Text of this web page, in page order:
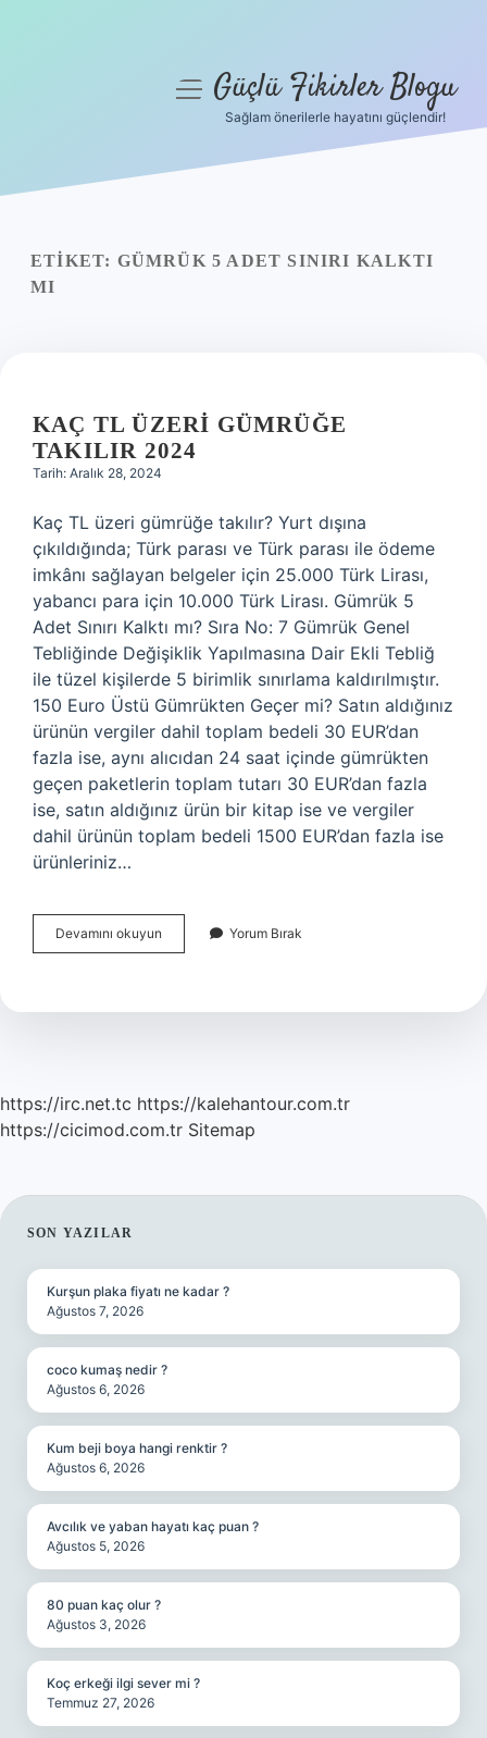
Yasal Uyarı
menüyüGüçlü Fikirler Blogu
Sağlam önerilerle hayatını güçlendir!
ETIKET: GÜMRÜK 5 ADET SINIRI KALKTI
MI
KAÇ TL ÜZERI GÜMRÜĞE
TAKILIR 2024
Tarih: Aralık 28, 2024
Kaç TL üzeri gümrüğe takılır? Yurt dışına
çıkıldığında; Türk parası ve Türk parası ile ödeme
imkânı sağlayan belgeler için 25.000 Türk Lirası,
yabancı para için 10.000 Türk Lirası. Gümrük 5
Adet Sınırı Kalktı mı? Sıra No: 7 Gümrük Genel
Tebliğinde Değişiklik Yapılmasına Dair Ekli Tebliğ
ile tüzel kişilerde 5 birimlik sınırlama kaldırılmıştır.
150 Euro Üstü Gümrükten Geçer mi? Satın aldığınız
ürünün vergiler dahil toplam bedeli 30 EUR’dan
fazla ise, aynı alıcıdan 24 saat içinde gümrükten
geçen paketlerin toplam tutarı 30 EUR’dan fazla
ise, satın aldığınız ürün bir kitap ise ve vergiler
dahil ürünün toplam bedeli 1500 EUR’dan fazla ise
ürünleriniz…
Devamını okuyun
Tl
Takılır
Yorum Bırak
https://irc.net.tc https://kalehantour.com.tr
https://cicimod.com.tr Sitemap
SIDEBAR
SON YAZILAR
Kurşun plaka fiyatı ne kadar ?
Ağustos 7, 2026
coco kumaş nedir ?
Ağustos 6, 2026
Kum beji boya hangi renktir ?
Ağustos 6, 2026
Avcılık ve yaban hayatı kaç puan ?
Ağustos 5, 2026
80 puan kaç olur ?
Ağustos 3, 2026
Koç erkeği ilgi sever mi ?
Temmuz 27, 2026